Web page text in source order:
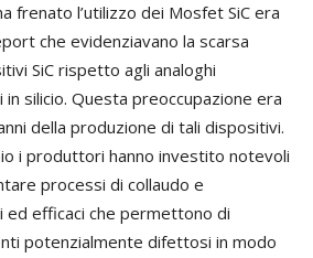
frenato l’utilizzo dei Mosfet SiC era
che evidenziavano la scarsa
SiC rispetto agli analoghi
silicio. Questa preoccupazione era
della produzione di tali dispositivi.
i produttori hanno investito notevoli
processi di collaudo e
ed efficaci che permettono di
potenzialmente difettosi in modo